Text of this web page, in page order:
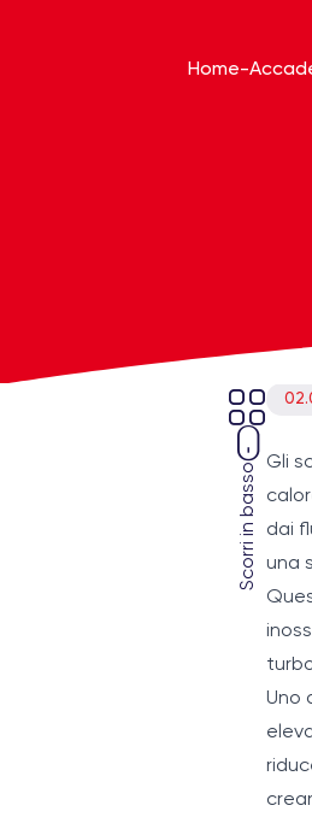
Home-
Scorri in basso
Gli
dai
una
Uno